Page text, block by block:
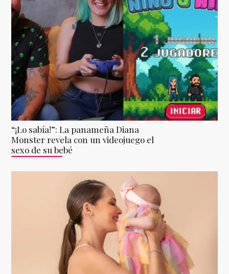
“¡Lo sabía!”: La panameña Diana
Monster revela con un videojuego el
sexo de su bebé